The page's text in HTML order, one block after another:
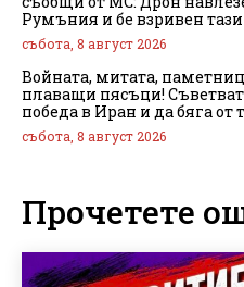
Румъния и бе взривен тази
събота, 8 август 2026
Войната, митата,
плаващи пясъци!
победа в Иран и да бяга от
събота, 8 август 2026
Прочетете